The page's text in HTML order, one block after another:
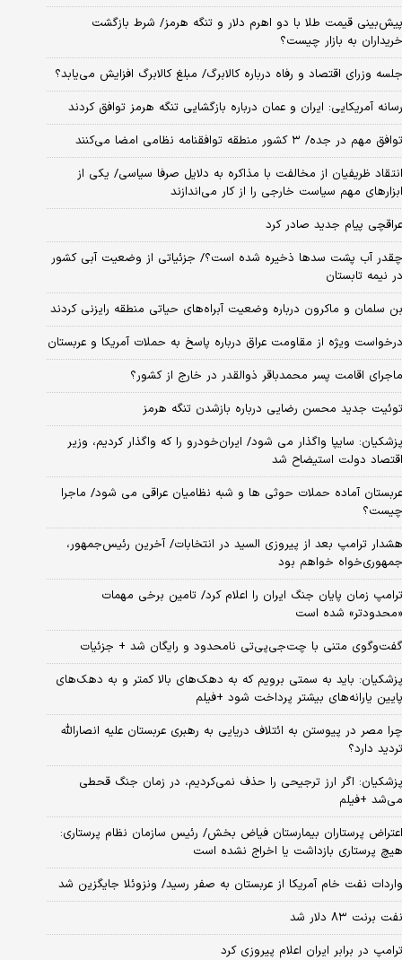
پیش‌بینی قیمت طلا با دو اهرم دلار و تنگه هرمز/ شرط بازگشت
خریداران به بازار چیست؟
جلسه وزرای اقتصاد و رفاه درباره کالابرگ/ مبلغ کالابرگ افزایش می‌یابد؟
رسانه آمریکایی: ایران و عمان درباره بازگشایی تنگه هرمز توافق کردند
توافق مهم در جده/ ۳ کشور منطقه توافقنامه نظامی امضا می‌کنند
انتقاد ظریفیان از مخالفت با مذاکره به دلایل صرفا سیاسی/ یکی از
ابزارهای مهم سیاست خارجی را از کار می‌اندازند
عراقچی پیام جدید صادر کرد
چقدر آب پشت سدها ذخیره شده است؟/ جزئیاتی از وضعیت آبی کشور
در نیمه تابستان
بن سلمان و ماکرون درباره وضعیت آبراه‌های حیاتی منطقه رایزنی کردند
درخواست ویژه از مقاومت عراق درباره پاسخ به حملات آمریکا و عربستان
ماجرای اقامت پسر محمدباقر ذوالقدر در خارج از کشور؟
توئیت جدید محسن رضایی درباره بازشدن تنگه هرمز
پزشکیان: سایپا واگذار می شود/ ایران‌خودرو را که واگذار کردیم، وزیر
اقتصاد دولت استیضاح شد
عربستان آماده حملات حوثی ها و شبه نظامیان عراقی می شود/ ماجرا
چیست؟
هشدار ترامپ بعد از پیروزی السید در انتخابات/ آخرین رئیس‌جمهور،
جمهوری‌خواه خواهم بود
ترامپ زمان پایان جنگ ایران را اعلام کرد/ تامین برخی مهمات
«محدودتر» شده است
گفت‌وگوی متنی با چت‌جی‌پی‌تی نامحدود و رایگان شد + جزئیات
پزشکیان: باید به سمتی برویم که به دهک‌های بالا کمتر و به دهک‌های
پایین یارانه‌های بیشتر پرداخت شود +فیلم
چرا مصر در پیوستن به ائتلاف دریایی به رهبری عربستان علیه انصارالله
تردید دارد؟
پزشکیان: اگر ارز ترجیحی را حذف نمی‌کردیم، در زمان جنگ قحطی
می‌شد +فیلم
اعتراض پرستاران بیمارستان فیاض بخش/ رئیس سازمان نظام پرستاری:
هیچ پرستاری بازداشت یا اخراج نشده است
واردات نفت خام آمریکا از عربستان به صفر رسید/ ونزوئلا جایگزین شد
نفت برنت ۸۳ دلار شد
ترامپ در برابر ایران اعلام پیروزی کرد